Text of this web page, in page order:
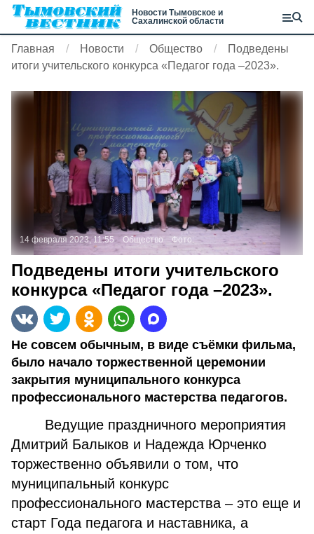
Новости Тымовское и
Сахалинской области
Главная Новости Общество
Подведены
итоги учительского конкурса «Педагог года –2023».
14 февраля 2023, 11:55 Общество Фото:
Подведены итоги учительского
конкурса «Педагог года –2023».
Не совсем обычным, в виде съёмки фильма,
было начало торжественной церемонии
закрытия муниципального конкурса
профессионального мастерства педагогов.
Ведущие праздничного мероприятия
Дмитрий Балыков и Надежда Юрченко
торжественно объявили о том, что
муниципальный конкурс
профессионального мастерства – это еще и
старт Года педагога и наставника, а